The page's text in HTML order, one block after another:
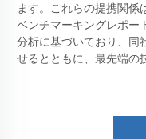
ます。これらの提携関係
ベンチマーキングレポー
分析に基づいており、同
せるとともに、最先端の